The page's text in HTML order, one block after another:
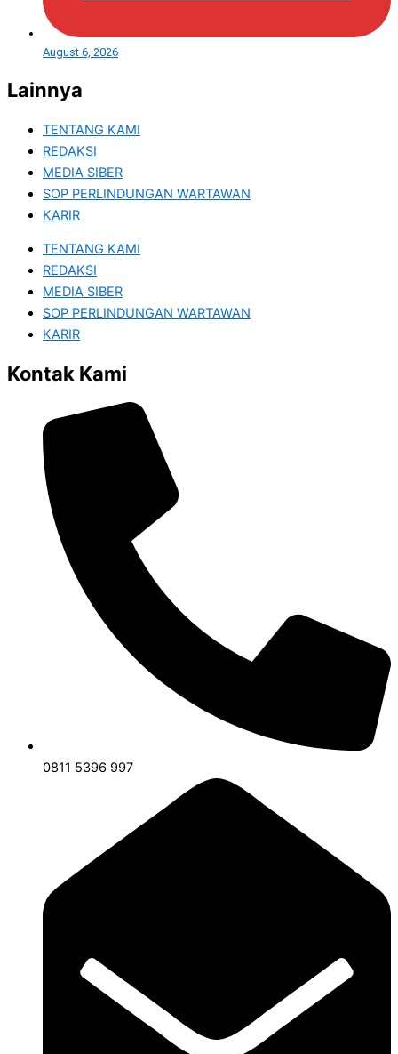
August 6, 2026
Lainnya
TENTANG KAMI
REDAKSI
MEDIA SIBER
SOP PERLINDUNGAN WARTAWAN
KARIR
TENTANG KAMI
REDAKSI
MEDIA SIBER
SOP PERLINDUNGAN WARTAWAN
KARIR
Kontak Kami
0811 5396 997